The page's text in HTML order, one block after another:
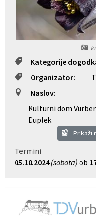
Kategorije
Organizator:
Naslov:
Kulturni dom
Duplek
Prikaži
Termini
05.10.2024(sobota) ob
Občinski nagrajenci
Vaške skupnosti
Uradne ure
Proračun občine
Lokalne volitve
Prostorski akti občine